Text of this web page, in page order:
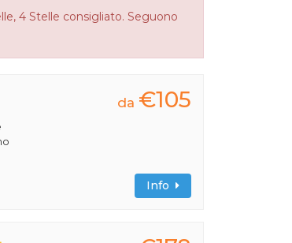
4 Stelle consigliato. Seguono
da €105
Info